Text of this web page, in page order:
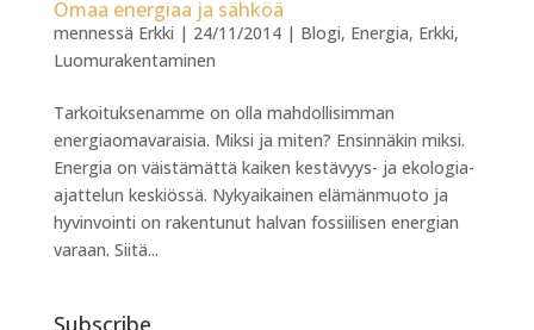
Omaa energiaa ja sähköä
mennessä Erkki | 24/11/2014| Blogi, Energia, Erkki,
Luomurakentaminen
Tarkoituksenamme on olla mahdollisimman
energiaomavaraisia. Miksi ja miten? Ensinnäkin miksi.
Energia on väistämättä kaiken kestävyys- ja ekologia-
ajattelun keskiössä. Nykyaikainen elämänmuoto ja
hyvinvointi on rakentunut halvan fossiilisen energian
varaan. Siitä...
Subscribe